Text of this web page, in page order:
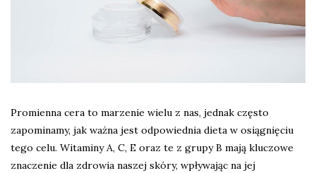
Promienna cera to marzenie wielu z nas, jednak często
zapominamy, jak ważna jest odpowiednia dieta w osiągnięciu
tego celu. Witaminy A, C, E oraz te z grupy B mają kluczowe
znaczenie dla zdrowia naszej skóry, wpływając na jej